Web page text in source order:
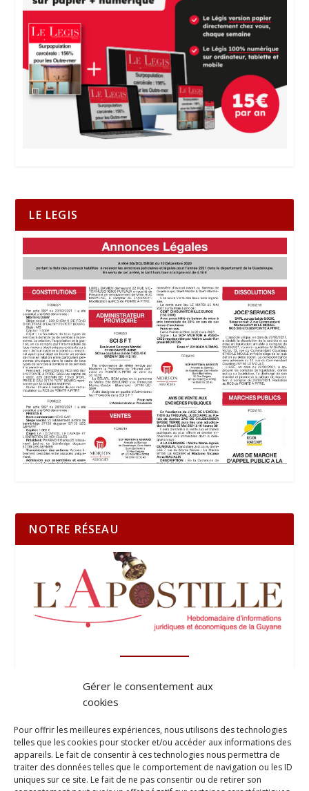
Gérer le consentement aux
cookies
Pour offrir les meilleures expériences, nous utilisons des technologies
telles que les cookies pour stocker et/ou accéder aux informations des
appareils. Le fait de consentir à ces technologies nous permettra de
traiter des données telles que le comportement de navigation ou les ID
uniques sur ce site. Le fait de ne pas consentir ou de retirer son
LE LEGIS
NOTRE RÉSEAU